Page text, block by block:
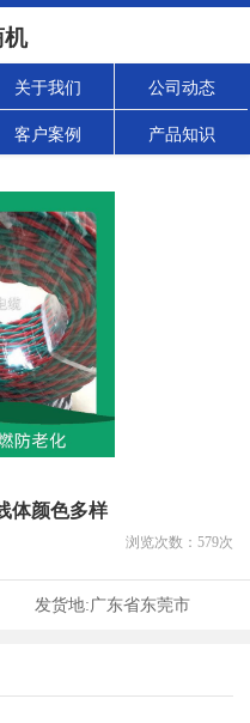
机
关于我们 公司动态
客户案例 产品知识
体颜色多样
浏览次数： 579次
发货地:广东省东莞市